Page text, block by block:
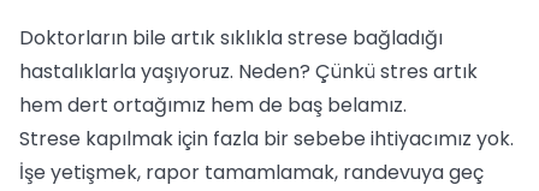
Doktorların bile artık sıklıkla strese bağladığı
hastalıklarla yaşıyoruz. Neden? Çünkü stres artık
hem dert ortağımız hem de baş belamız.
Strese kapılmak için fazla bir sebebe ihtiyacımız yok.
İşe yetişmek, rapor tamamlamak, randevuya geç